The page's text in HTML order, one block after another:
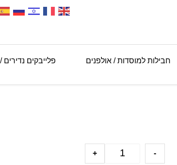
חבילות למוסדות / אולפנים פלייבקים
-
+